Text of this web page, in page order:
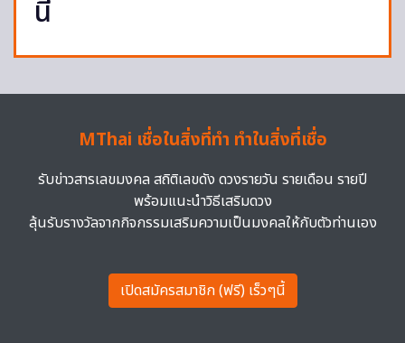
นี้
MThai เชื่อในสิ่งที่ทำ ทำในสิ่งที่เชื่อ
รับข่าวสารเลขมงคล สถิติเลขดัง ดวงรายวัน รายเดือน รายปี
พร้อมแนะนำวิธีเสริมดวง
ลุ้นรับรางวัลจากกิจกรรมเสริมความเป็นมงคลให้กับตัวท่านเอง
เปิดสมัครสมาชิก (ฟรี) เร็วๆนี้